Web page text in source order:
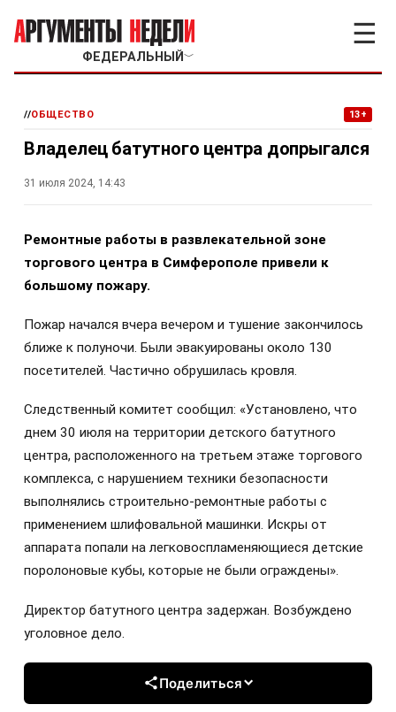
ФЕДЕРАЛЬНЫЙ ﹀
☰
//ОБЩЕСТВО 13+
Владелец батутного центра допрыгался
31 июля 2024, 14:43
Ремонтные работы в развлекательной зоне
торгового центра в Симферополе привели к
большому пожару.
Пожар начался вчера вечером и тушение закончилось
ближе к полуночи. Были эвакуированы около 130
посетителей. Частично обрушилась кровля.
Следственный комитет сообщил: «Установлено, что
днем 30 июля на территории детского батутного
центра, расположенного на третьем этаже торгового
комплекса, с нарушением техники безопасности
выполнялись строительно-ремонтные работы с
применением шлифовальной машинки. Искры от
аппарата попали на легковоспламеняющиеся детские
поролоновые кубы, которые не были ограждены».
Директор батутного центра задержан. Возбуждено
уголовное дело.
Поделиться